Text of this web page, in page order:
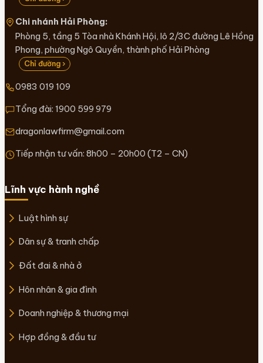
Chi nhánh Hải Phòng:
Phòng 5, tầng 5 Tòa nhà Khánh Hội, lô 2/3C đường Lê Hồng
Phong, phường Ngô Quyền, thành phố Hải Phòng
Chỉ đường ›
0983 019 109
Tổng đài: 1900 599 979
dragonlawfirm@gmail.com
Tiếp nhận tư vấn: 8h00 – 20h00 (T2 – CN)
Lĩnh vực hành nghề
Luật hình sự
Dân sự & tranh chấp
Đất đai & nhà ở
Hôn nhân & gia đình
Doanh nghiệp & thương mại
Hợp đồng & đầu tư